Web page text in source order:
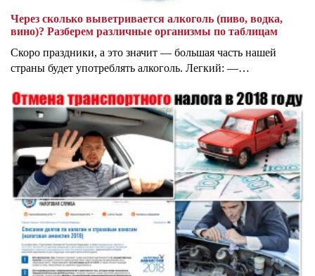
Через сколько выветривается алкоголь (пиво, водка,
вино)? Разберем различные организмы по таблицам
Скоро праздники, а это значит — большая часть нашей
страны будет употреблять алкоголь. Легкий: —…